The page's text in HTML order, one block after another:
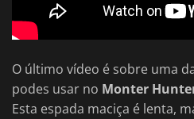
O último vídeo é sobre uma
podes usar no Monter
Esta espada maciça é lenta,